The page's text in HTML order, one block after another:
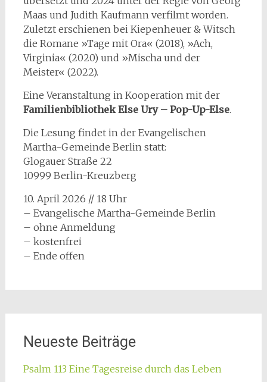
Maas und Judith Kaufmann verfilmt worden.
Zuletzt erschienen bei Kiepenheuer & Witsch
die Romane »Tage mit Ora« (2018), »Ach,
Virginia« (2020) und »Mischa und der
Meister« (2022).
Eine Veranstaltung in Kooperation mit der
Familienbibliothek Else Ury – Pop-Up-Else.
Die Lesung findet in der Evangelischen
Martha-Gemeinde Berlin statt:
Glogauer Straße 22
10999 Berlin-Kreuzberg
10. April 2026 // 18 Uhr
– Evangelische Martha-Gemeinde Berlin
– ohne Anmeldung
– kostenfrei
– Ende offen
Neueste Beiträge
Psalm 113 Eine Tagesreise durch das Leben